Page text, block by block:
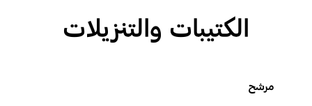
الكتيبات والتنزيلات
مرشح